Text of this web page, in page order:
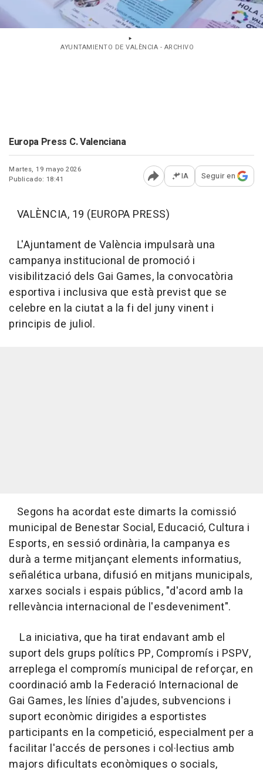
AYUNTAMIENTO DE VALÈNCIA - ARCHIVO
Europa Press C. Valenciana
Martes, 19 mayo 2026
Publicado: 18:41
Abrir opciones para
IA Seguir en
VALÈNCIA, 19 (EUROPA PRESS)
L'Ajuntament de València impulsarà una
campanya institucional de promoció i
visibilització dels Gai Games, la convocatòria
esportiva i inclusiva que està previst que se
celebre en la ciutat a la fi del juny vinent i
principis de juliol.
Segons ha acordat este dimarts la comissió
municipal de Benestar Social, Educació, Cultura i
Esports, en sessió ordinària, la campanya es
durà a terme mitjançant elements informatius,
señalética urbana, difusió en mitjans municipals,
xarxes socials i espais públics, "d'acord amb la
rellevància internacional de l'esdeveniment".
La iniciativa, que ha tirat endavant amb el
suport dels grups polítics PP, Compromís i PSPV,
arreplega el compromís municipal de reforçar, en
coordinació amb la Federació Internacional de
Gai Games, les línies d'ajudes, subvencions i
suport econòmic dirigides a esportistes
participants en la competició, especialment per a
facilitar l'accés de persones i col·lectius amb
majors dificultats econòmiques o socials,